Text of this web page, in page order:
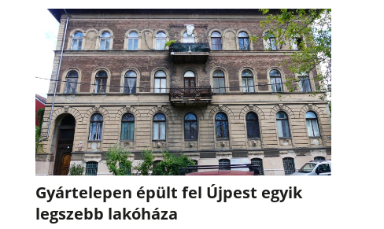
Gyártelepen épült fel Újpest egyik
legszebb lakóháza